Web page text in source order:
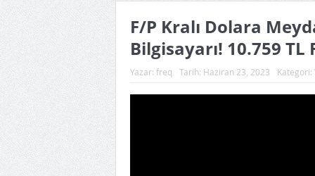
F/P Kralı Dolara
Bilgisayarı! 10.759 TL
Yazar: freq Tarih: Haziran 23, 2023 Kategori: